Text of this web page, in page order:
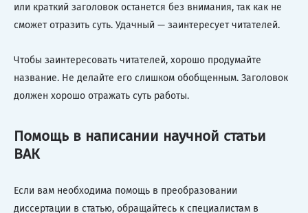
или краткий заголовок останется без внимания, так как не
сможет отразить суть. Удачный — заинтересует читателей.
Чтобы заинтересовать читателей, хорошо продумайте
название. Не делайте его слишком обобщенным. Заголовок
должен хорошо отражать суть работы.
Помощь в написании научной статьи
ВАК
Если вам необходима помощь в преобразовании
диссертации в статью, обращайтесь к специалистам в